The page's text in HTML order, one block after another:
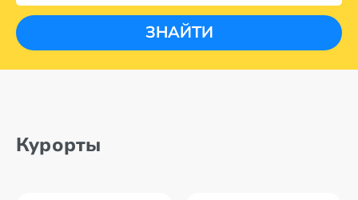
ЗНАЙТИ
Курорты